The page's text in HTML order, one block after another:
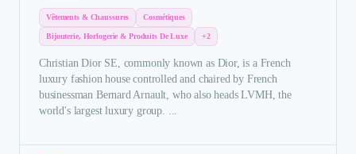
Vêtements & Chaussures Cosmétiques
Bijouterie, Horlogerie & Produits De Luxe +2
Christian Dior SE, commonly known as Dior, is a French
luxury fashion house controlled and chaired by French
businessman Bernard Arnault, who also heads LVMH, the
world's largest luxury group. ...